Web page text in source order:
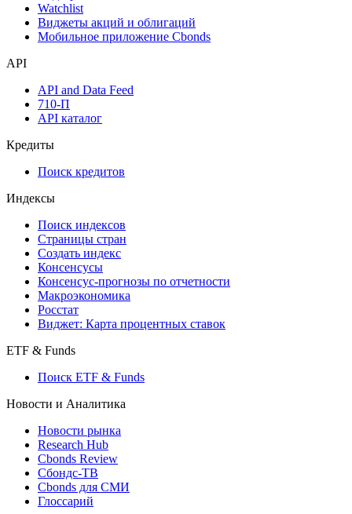
Watchlist
Виджеты акций и облигаций
Мобильное приложение Cbonds
API
API and Data Feed
710-П
API каталог
Кредиты
Поиск кредитов
Индексы
Поиск индексов
Страницы стран
Создать индекс
Консенсусы
Консенсус-прогнозы по отчетности
Макроэкономика
Росстат
Виджет: Карта процентных ставок
ETF & Funds
Поиск ETF & Funds
Новости и Аналитика
Новости рынка
Research Hub
Cbonds Review
Сбондс-ТВ
Cbonds для СМИ
Глоссарий